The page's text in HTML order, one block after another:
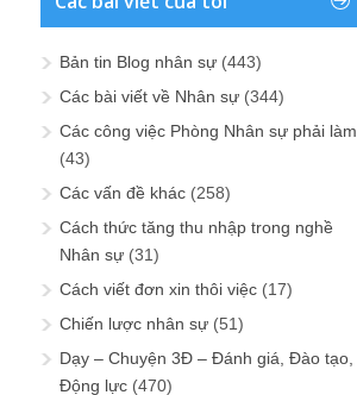
Bản tin Blog nhân sự (443)
Các bài viết về Nhân sự (344)
Các công việc Phòng Nhân sự phải làm
(43)
Các vấn đề khác (258)
Cách thức tăng thu nhập trong nghề
Nhân sự (31)
Cách viết đơn xin thôi việc (17)
Chiến lược nhân sự (51)
Dạy – Chuyện 3Đ – Đánh giá, Đào tạo,
Động lực (470)